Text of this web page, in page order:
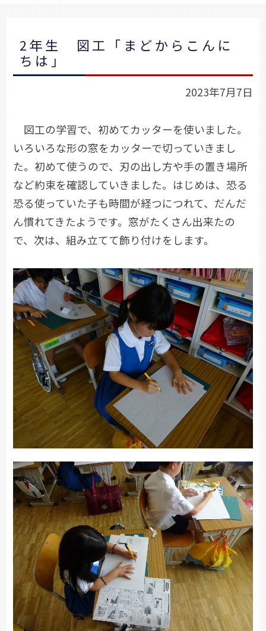
2年生 図工「まどからこんに
ちは」
2023年7月7日
図工の学習で、初めてカッターを使いました。
いろいろな形の窓をカッターで切っていきまし
た。初めて使うので、刃の出し方や手の置き場所
など約束を確認していきました。はじめは、恐る
恐る使っていた子も時間が経つにつれて、だんだ
ん慣れてきたようです。窓がたくさん出来たの
で、次は、組み立てて飾り付けをします。